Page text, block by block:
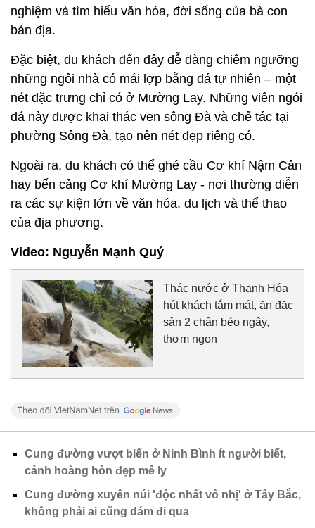
nghiệm và tìm hiểu văn hóa, đời sống của bà con
bản địa.
Đặc biệt, du khách đến đây dễ dàng chiêm ngưỡng
những ngôi nhà có mái lợp bằng đá tự nhiên – một
nét đặc trưng chỉ có ở Mường Lay. Những viên ngói
đá này được khai thác ven sông Đà và chế tác tại
phường Sông Đà, tạo nên nét đẹp riêng có.
Ngoài ra, du khách có thể ghé cầu Cơ khí Nậm Cản
hay bến cảng Cơ khí Mường Lay - nơi thường diễn
ra các sự kiện lớn về văn hóa, du lịch và thể thao
của địa phương.
Video: Nguyễn Mạnh Quý
Thác nước ở Thanh Hóa
hút khách tắm mát, ăn đặc
sản 2 chân béo ngậy,
thơm ngon
Cung đường vượt biển ở Ninh Bình ít người biết,
cảnh hoàng hôn đẹp mê ly
Cung đường xuyên núi 'độc nhất vô nhị' ở Tây Bắc,
không phải ai cũng dám đi qua